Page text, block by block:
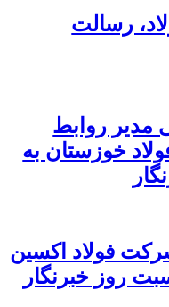
رسالت
مدیر روابط
خوزستان به
فولاد اکسین
روز خبرنگار